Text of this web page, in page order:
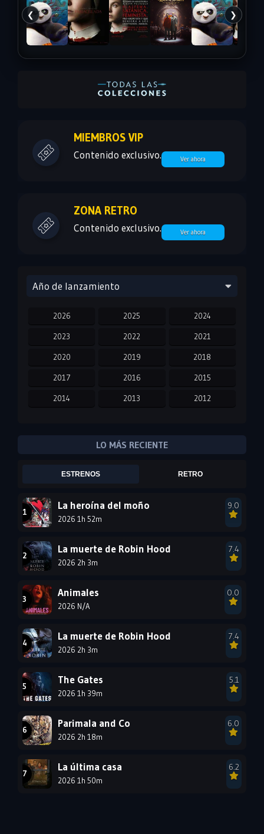
❮ ❯
MIEMBROS VIP
Contenido exclusivo. Ver ahora
ZONA RETRO
Contenido exclusivo. Ver ahora
Año de lanzamiento
2026 2025 2024
2023 2022 2021
2020 2019 2018
2017 2016 2015
2014 2013 2012
2007
1999 1998
1996
1990
1984
1978
LO MÁS RECIENTE
ESTRENOS RETRO
La heroína del moño
2026 1h 52m
9.0
La muerte de Robin Hood
2026 2h 3m
7.4
Animales
2026 N/A
0.0
La muerte de Robin Hood
2026 2h 3m
7.4
The Gates
2026 1h 39m
5.1
Parimala and Co
2026 2h 18m
6.0
La última casa
2026 1h 50m
6.2